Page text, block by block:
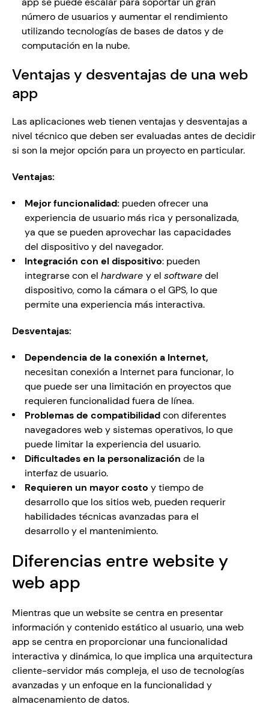
número de usuarios y aumentar el rendimiento
utilizando tecnologías de bases de datos y de
computación en la nube.
Ventajas y desventajas de una web
app
Las aplicaciones web tienen ventajas y desventajas a
nivel técnico que deben ser evaluadas antes de decidir
si son la mejor opción para un proyecto en particular.
Ventajas:
Mejor funcionalidad: pueden ofrecer una
experiencia de usuario más rica y personalizada,
ya que se pueden aprovechar las capacidades
del dispositivo y del navegador.
Integración con el dispositivo: pueden
integrarse con el hardware y el software del
dispositivo, como la cámara o el GPS, lo que
permite una experiencia más interactiva.
Desventajas:
necesitan conexión a Internet para funcionar, lo
que puede ser una limitación en proyectos que
requieren funcionalidad fuera de línea.
Problemas de compatibilidad con diferentes
navegadores web y sistemas operativos, lo que
puede limitar la experiencia del usuario.
Dificultades en la personalización de la
interfaz de usuario.
Requieren un mayor costo y tiempo de
desarrollo que los sitios web, pueden requerir
habilidades técnicas avanzadas para el
desarrollo y el mantenimiento.
Diferencias entre website y
web app
Mientras que un website se centra en presentar
información y contenido estático al usuario, una web
app se centra en proporcionar una funcionalidad
interactiva y dinámica, lo que implica una arquitectura
cliente-servidor más compleja, el uso de tecnologías
avanzadas y un enfoque en la funcionalidad y
almacenamiento de datos.